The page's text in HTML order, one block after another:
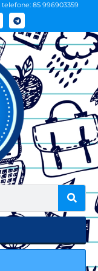
telefone: 85 996903359